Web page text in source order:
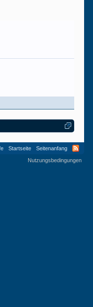
Startseite
Seitenanfang
Nutzungsbedingungen